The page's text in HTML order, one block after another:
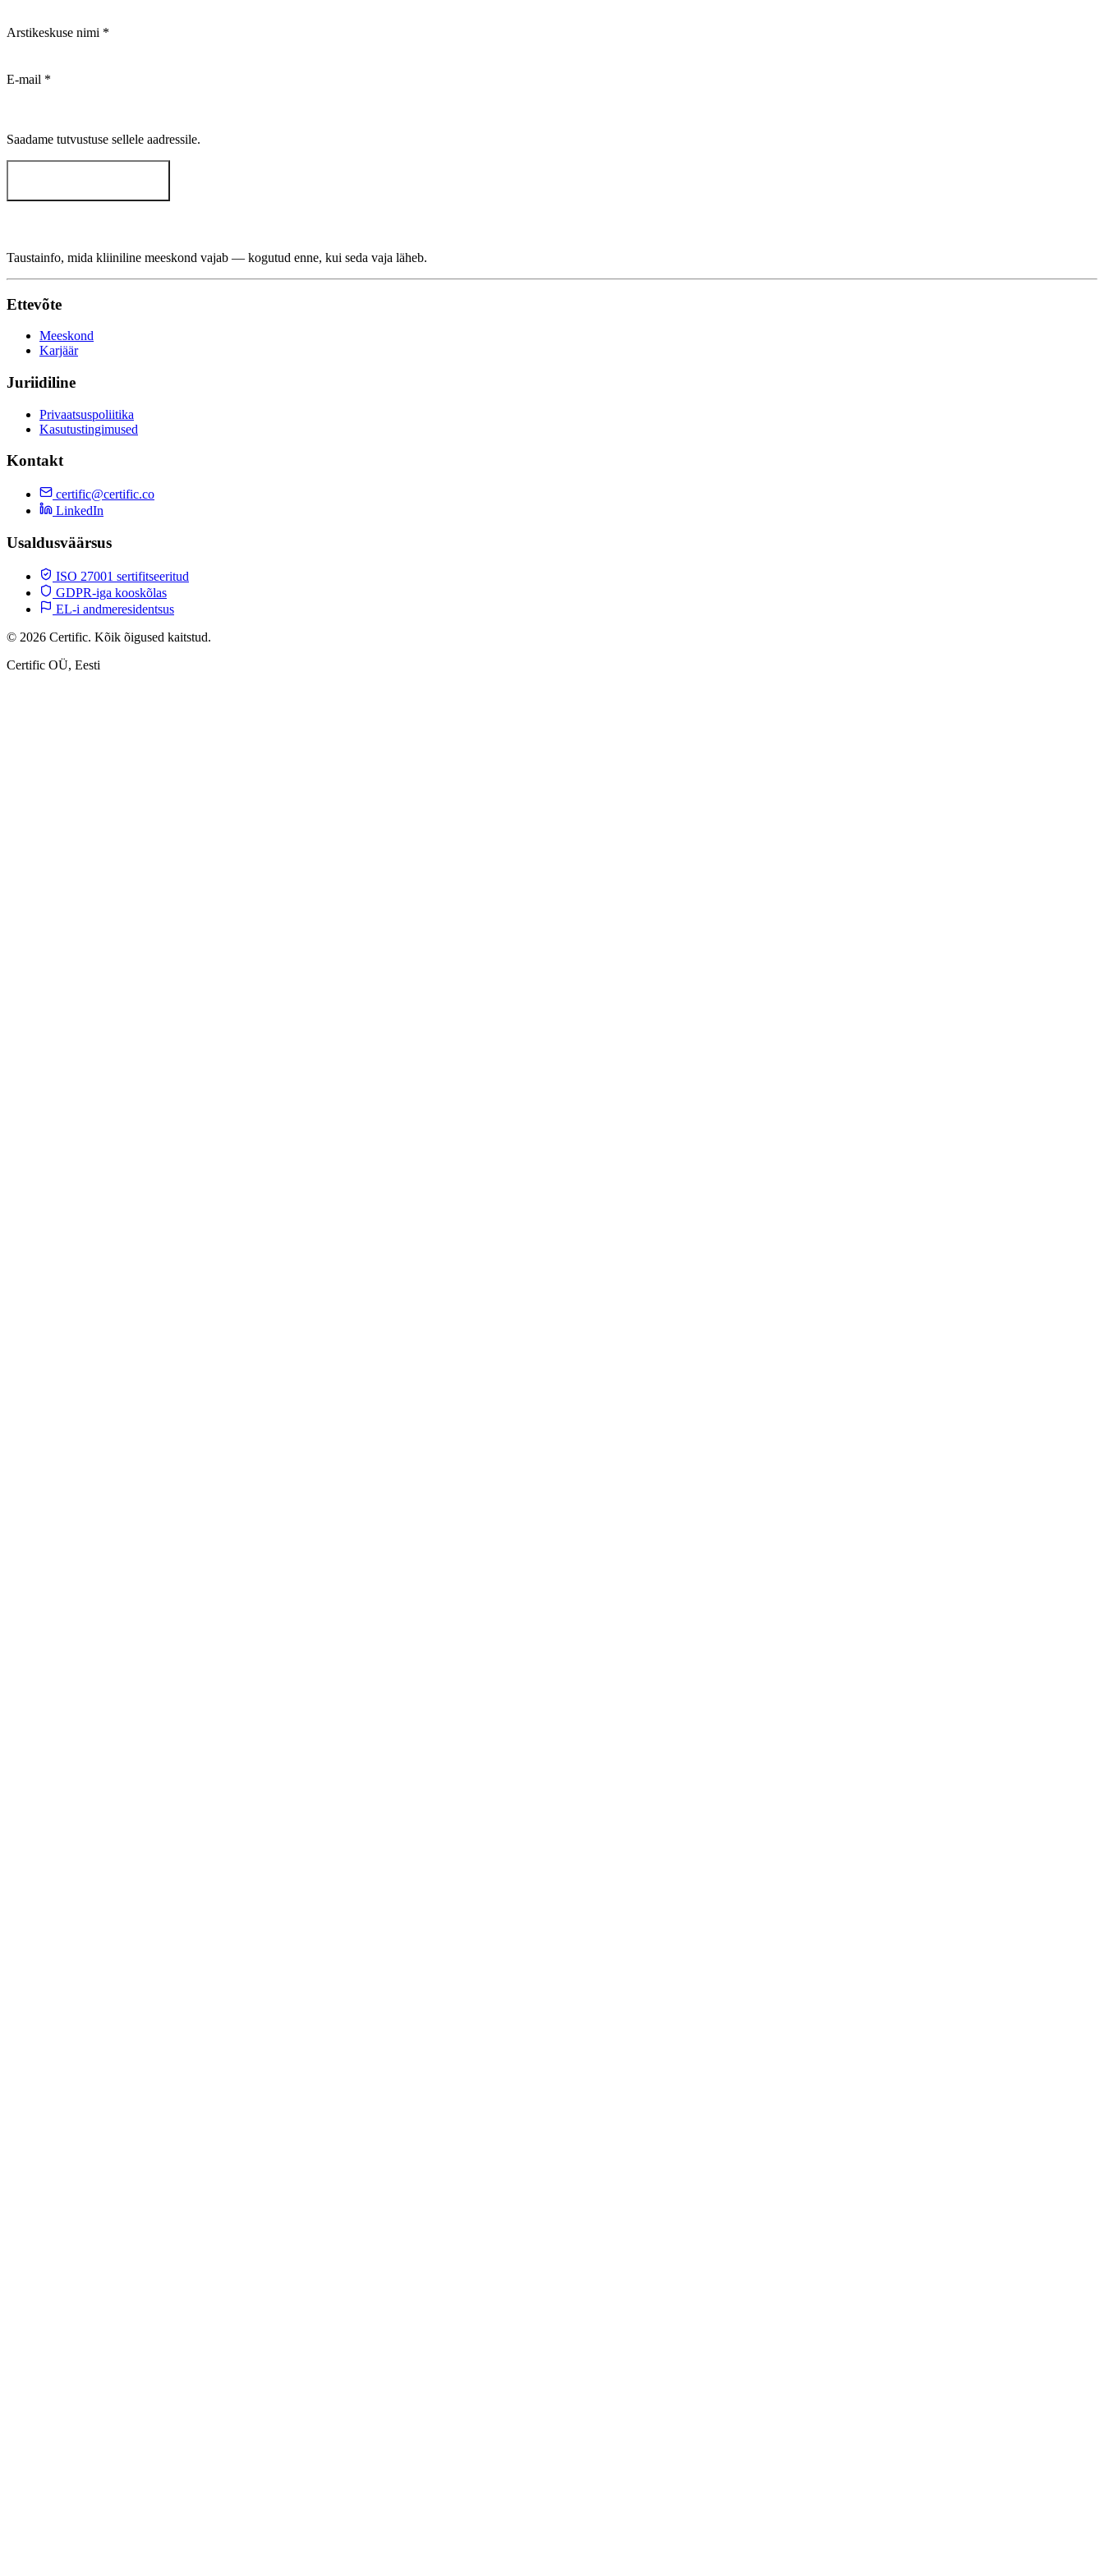
Arstikeskuse nimi *
E-mail *
Saadame tutvustuse sellele aadressile.
Taustainfo, mida kliiniline meeskond vajab — kogutud enne, kui seda vaja läheb.
Ettevõte
Meeskond
Karjäär
Juriidiline
Privaatsuspoliitika
Kasutustingimused
Kontakt
certific@certific.co
LinkedIn
Usaldusväärsus
ISO 27001 sertifitseeritud
GDPR-iga kooskõlas
EL-i andmeresidentsus
© 2026 Certific. Kõik õigused kaitstud.
Certific OÜ, Eesti